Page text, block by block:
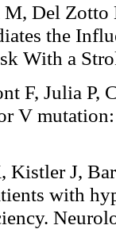
M, Del
the
With a
F, Julia P,
V
Kistler J,
with